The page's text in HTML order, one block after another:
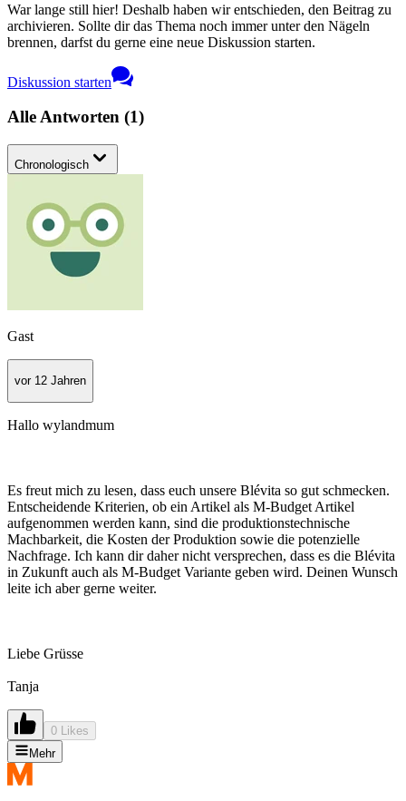
War lange still hier! Deshalb haben wir entschieden, den Beitrag zu
archivieren. Sollte dir das Thema noch immer unter den Nägeln
brennen, darfst du gerne eine neue Diskussion starten.
Diskussion starten
Alle Antworten (1)
Chronologisch
Gast
vor 12 Jahren
Hallo wylandmum
Es freut mich zu lesen, dass euch unsere Blévita so gut schmecken.
Entscheidende Kriterien, ob ein Artikel als M-Budget Artikel
aufgenommen werden kann, sind die produktionstechnische
Machbarkeit, die Kosten der Produktion sowie die potenzielle
Nachfrage. Ich kann dir daher nicht versprechen, dass es die Blévita
in Zukunft auch als M-Budget Variante geben wird. Deinen Wunsch
leite ich aber gerne weiter.
Liebe Grüsse
Tanja
0 Likes
Mehr